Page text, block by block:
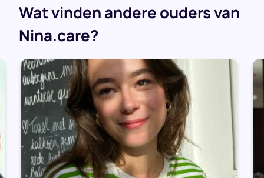
Wat vinden andere ouders van
Nina.care?